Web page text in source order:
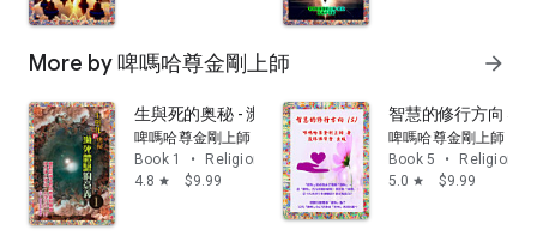
啤嗎哈尊金剛上師的著作、演講、出版之多媒體光碟、書刊、
提昇》雙月刊的總編輯，廣傳佛教之教義外，
並著重於淨化人心
由於啤嗎哈尊
金剛上師的領導才能及創新能力得到廣泛的認同，
分別：
A. 獲移喜泰賢 金剛上師於2010年9月授予「傳承上師」
之資格；
並於2011年3月19日舉行正式陞座典禮。
B.移喜泰賢 啤嗎哈尊阿闍黎「傳承上師」
事，向依怙主
More by 啤嗎哈尊金剛上師 arrow_forward
生與死的奥秘 - 瀕死體驗的意義 1: 重新認識生命的意
啤嗎哈尊金剛上師
Book 1
•
Religion & spirituality
4.8 star $9.99
智慧的修行方向 5:
啤嗎哈尊金剛上師
Book 5
•
Religion &
5.0 star $9.99